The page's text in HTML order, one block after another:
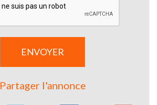
Partager l'annonce